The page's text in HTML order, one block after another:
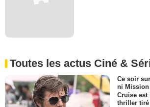
Toutes les actus Ciné &
Ce soir
ni
Cruise
thriller tiré